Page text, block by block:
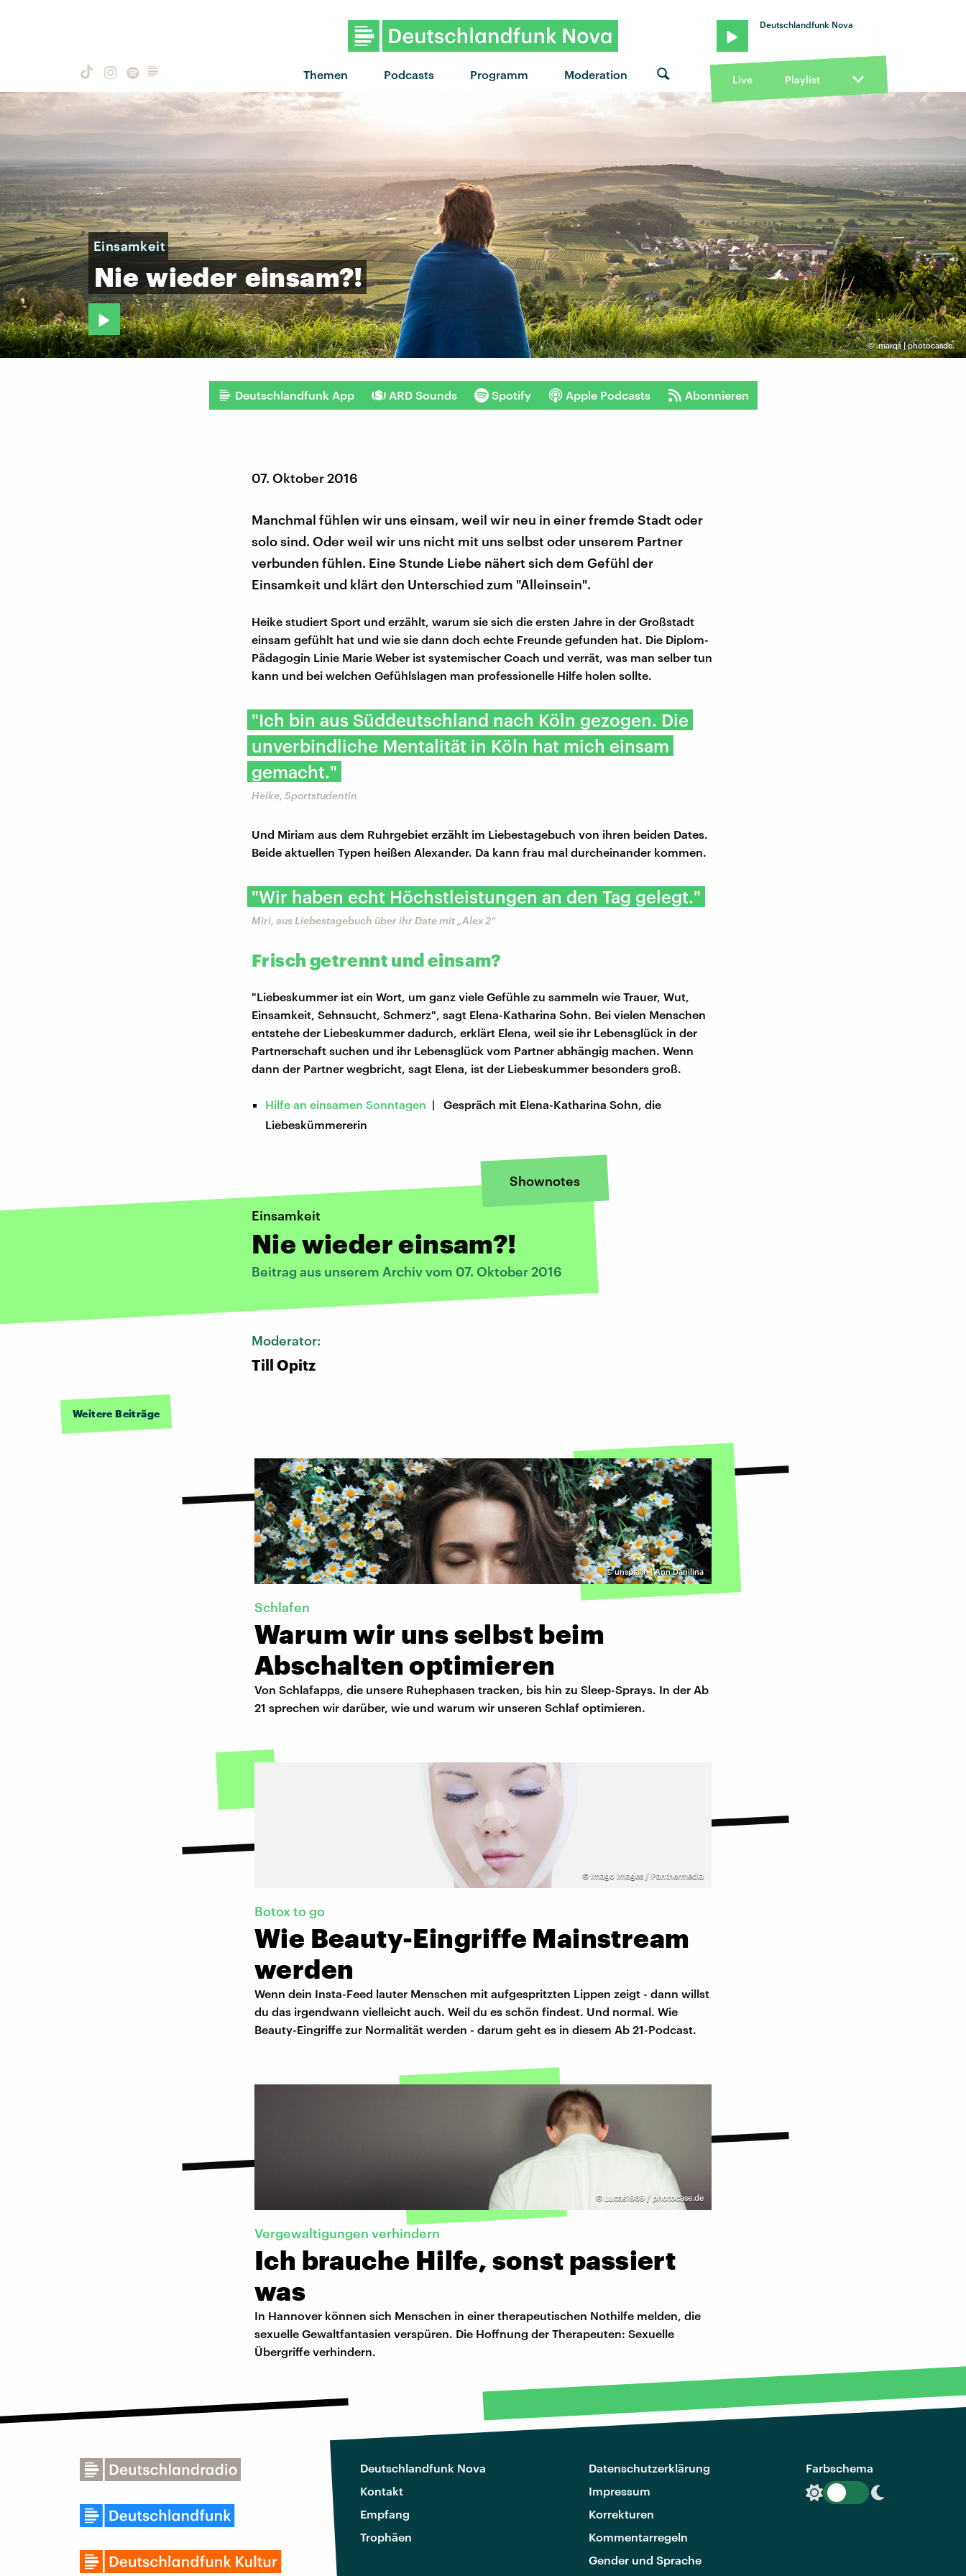
Themen Podcasts Programm Moderation
Deutschlandfunk Nova
Live Playlist
©.marqs | photocasde.
Einsamkeit
Nie wieder einsam?!
Deutschlandfunk App ARD Sounds Spotify Apple Podcasts Abonnieren
07. Oktober 2016
Manchmal fühlen wir uns einsam, weil wir neu in einer fremde Stadt oder
solo sind. Oder weil wir uns nicht mit uns selbst oder unserem Partner
verbunden fühlen. Eine Stunde Liebe nähert sich dem Gefühl der
Einsamkeit und klärt den Unterschied zum "Alleinsein".
Heike studiert Sport und erzählt, warum sie sich die ersten Jahre in der Großstadt
einsam gefühlt hat und wie sie dann doch echte Freunde gefunden hat. Die Diplom-
Pädagogin Linie Marie Weber ist systemischer Coach und verrät, was man selber tun
kann und bei welchen Gefühlslagen man professionelle Hilfe holen sollte.
"Ich bin aus Süddeutschland nach Köln gezogen. Die
unverbindliche Mentalität in Köln hat mich einsam
gemacht."
Heike, Sportstudentin
Und Miriam aus dem Ruhrgebiet erzählt im Liebestagebuch von ihren beiden Dates.
Beide aktuellen Typen heißen Alexander. Da kann frau mal durcheinander kommen.
"Wir haben echt Höchstleistungen an den Tag gelegt."
Miri, aus Liebestagebuch über ihr Date mit „Alex 2“
Frisch getrennt und einsam?
"Liebeskummer ist ein Wort, um ganz viele Gefühle zu sammeln wie Trauer, Wut,
Einsamkeit, Sehnsucht, Schmerz", sagt Elena-Katharina Sohn. Bei vielen Menschen
entstehe der Liebeskummer dadurch, erklärt Elena, weil sie ihr Lebensglück in der
Partnerschaft suchen und ihr Lebensglück vom Partner abhängig machen. Wenn
dann der Partner wegbricht, sagt Elena, ist der Liebeskummer besonders groß.
Hilfe an einsamen Sonntagen | Gespräch mit Elena-Katharina Sohn, die
Liebeskümmererin
Shownotes
Einsamkeit
Nie wieder einsam?!
Beitrag aus unserem Archiv vom 07. Oktober 2016
Moderator:
Till Opitz
Weitere Beiträge
©unsplash | Ann Danilina
Schlafen
Warum wir uns selbst beim
Abschalten optimieren
Von Schlafapps, die unsere Ruhephasen tracken, bis hin zu Sleep-Sprays. In der Ab
21 sprechen wir darüber, wie und warum wir unseren Schlaf optimieren.
© imago images / Panthermedia
Botox to go
Wie Beauty-Eingriffe Mainstream
werden
Wenn dein Insta-Feed lauter Menschen mit aufgespritzten Lippen zeigt - dann willst
du das irgendwann vielleicht auch. Weil du es schön findest. Und normal. Wie
Beauty-Eingriffe zur Normalität werden - darum geht es in diesem Ab 21-Podcast.
© Lucas1989 / photocase.de
Vergewaltigungen verhindern
Ich brauche Hilfe, sonst passiert
was
In Hannover können sich Menschen in einer therapeutischen Nothilfe melden, die
sexuelle Gewaltfantasien verspüren. Die Hoffnung der Therapeuten: Sexuelle
Übergriffe verhindern.
Deutschlandfunk Nova
Kontakt
Empfang
Trophäen
Datenschutzerklärung
Impressum
Korrekturen
Kommentarregeln
Gender und Sprache
Farbschema